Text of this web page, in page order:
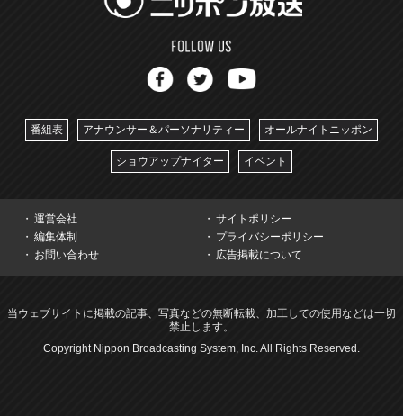
番組表 アナウンサー＆パーソナリティー オールナイトニッポン
ショウアップナイター イベント
運営会社
サイトポリシー
編集体制
プライバシーポリシー
お問い合わせ
広告掲載について
当ウェブサイトに掲載の記事、写真などの無断転載、加工しての使用などは一切
禁止します。
Copyright Nippon Broadcasting System, Inc. All Rights Reserved.